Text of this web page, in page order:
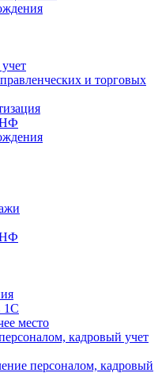
и торговых
1С
место
кадровый учет
персоналом, кадровый